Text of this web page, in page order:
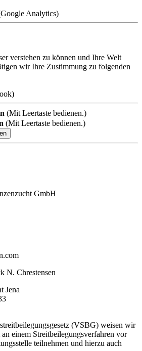
Analytics)
verstehen zu können und Ihre Welt
wir Ihre Zustimmung zu folgenden
(Mit Leertaste bedienen.)
(Mit Leertaste bedienen.)
GmbH
N. Chrestensen
Jena
(VSBG) weisen wir
einem Streitbeilegungsverfahren vor
teilnehmen und hierzu auch